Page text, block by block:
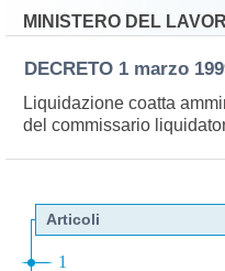
MINISTERO DEL
DECRETO 1 marzo
Liquidazione coatta
del commissario